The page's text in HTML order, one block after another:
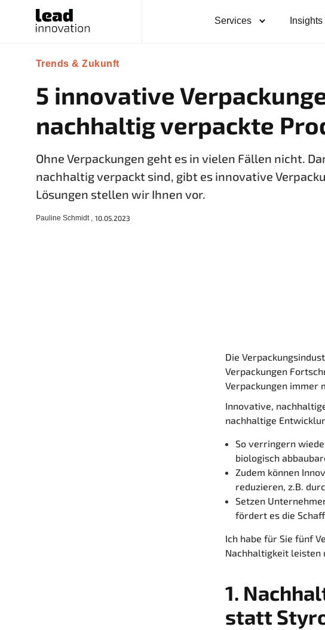
Services Insights
Trends & Zukunft
5 innovative
nachhaltig verpackte
Ohne Verpackungen geht es in vielen Fällen nicht.
nachhaltig verpackt sind, gibt es innovative
Lösungen stellen wir Ihnen vor.
Pauline Schmidt , 10.05.2023
Die
Verpackungen
Verpackungen immer
Innovative,
nachhaltige
So verringern
biologisch
Zudem können
reduzieren, z.B.
Setzen
fördert es die
Ich habe für Sie fünf
Nachhaltigkeit leisten
1.
statt